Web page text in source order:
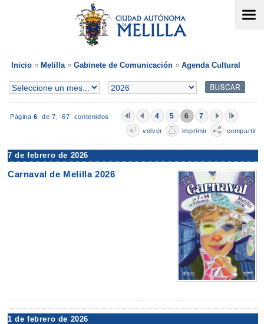
Inicio Melilla Gabinete de Comunicación Agenda Cultural
Página 6 de 7,67 contenidos 4 5 6 7
volver imprimir compartir
7 de febrero de 2026
Carnaval de Melilla 2026
1 de febrero de 2026